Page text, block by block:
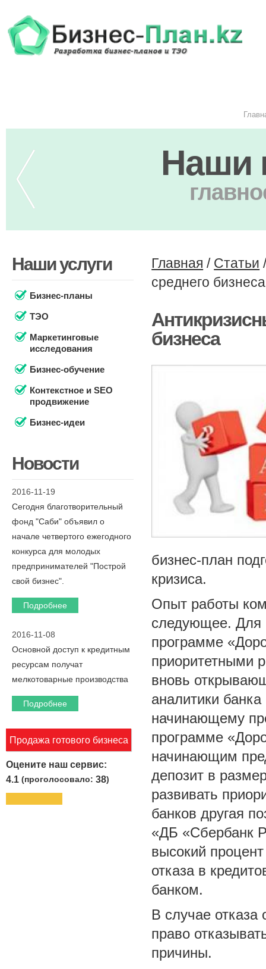
Наши
Наши услуги
Бизнес-планы
ТЭО
Маркетинговые
исследования
Бизнес-обучение
Контекстное и SEO
продвижение
Бизнес-идеи
Новости
2016-11-19
Сегодня благотворительный
фонд "Саби" объявил о
начале четвертого ежегодного
конкурса для молодых
предпринимателей "Построй
свой бизнес".
Подробнее
2016-11-08
Основной доступ к кредитным
ресурсам получат
мелкотоварные производства
Подробнее
Продажа готового бизнеса
Оцените наш сервис:
4.1 (проголосовало:38)
Главная / Статьи
среднего бизнеса
бизнеса
бизнес-план
кризиса.
Опыт работы
следующее. Для
программе
приоритетными
вновь
аналитики
начинающему
программе
начинающим
депозит в
развивать
банков другая
«ДБ «Сбербанк
высокий
отказа в
банком.
В случае отказа
право
причины.